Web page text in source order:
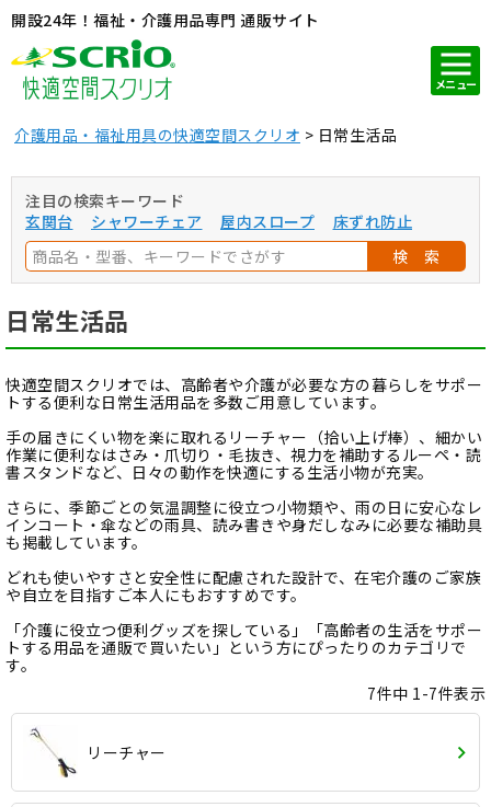
開設24年！福祉・介護用品専門 通販サイト
メニュー
介護用品・福祉用具の快適空間スクリオ 日常生活品
注目の検索キーワード
玄関台
シャワーチェア 屋内スロープ
床ずれ防止
検 索
日常生活品
快適空間スクリオでは、高齢者や介護が必要な方の暮らしをサポー
トする便利な日常生活用品を多数ご用意しています。
手の届きにくい物を楽に取れるリーチャー（拾い上げ棒）、細かい
作業に便利なはさみ・爪切り・毛抜き、視力を補助するルーペ・読
書スタンドなど、日々の動作を快適にする生活小物が充実。
さらに、季節ごとの気温調整に役立つ小物類や、雨の日に安心なレ
インコート・傘などの雨具、読み書きや身だしなみに必要な補助具
も掲載しています。
どれも使いやすさと安全性に配慮された設計で、在宅介護のご家族
や自立を目指すご本人にもおすすめです。
「介護に役立つ便利グッズを探している」「高齢者の生活をサポー
トする用品を通販で買いたい」という方にぴったりのカテゴリで
す。
7件中 1-7件表示
リーチャー